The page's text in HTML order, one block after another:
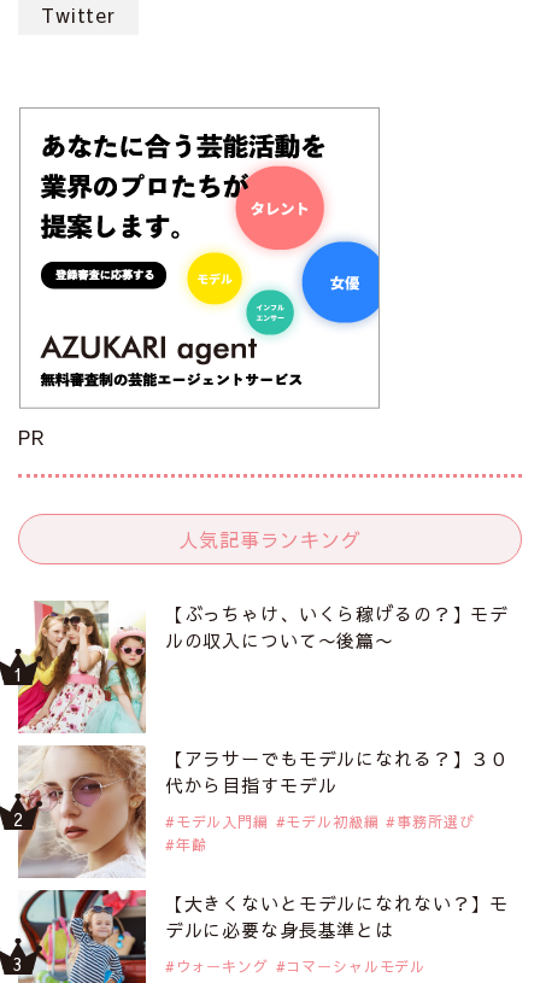
Twitter
PR
人気記事ランキング
【ぶっちゃけ、いくら稼げるの？】モデ
ルの収入について〜後篇〜
【アラサーでもモデルになれる？】３０
代から目指すモデル
モデル入門編 モデル初級編
事務所選び
年齢
【大きくないとモデルになれない？】モ
デルに必要な身長基準とは
ウォーキング
コマーシャルモデル